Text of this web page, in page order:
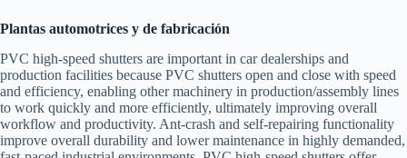
Plantas automotrices y de fabricación
PVC high-speed shutters are important in car dealerships and
production facilities because PVC shutters open and close with speed
and efficiency, enabling other machinery in production/assembly lines
to work quickly and more efficiently, ultimately improving overall
workflow and productivity. Ant-crash and self-repairing functionality
improve overall durability and lower maintenance in highly demanded,